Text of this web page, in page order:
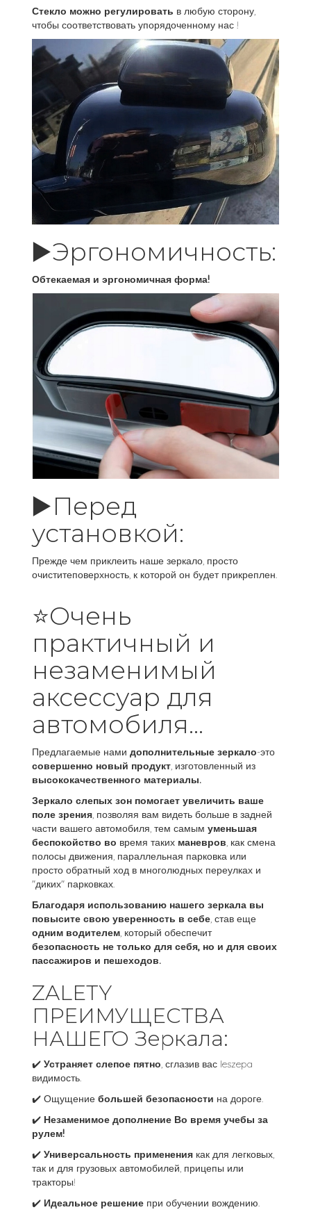
Стекло можно регулировать в любую сторону,
чтобы соответствовать упорядоченному нас !
▶️Эргономичность:
Обтекаемая и эргономичная форма!
▶️Перед
установкой:
Прежде чем приклеить наше зеркало, просто
очиститеповерхность, к которой он будет прикреплен.
⭐Очень
практичный и
незаменимый
аксессуар для
автомобиля...
Предлагаемые нами дополнительные зеркало-это
совершенно новый продукт, изготовленный из
высококачественного материалы.
Зеркало слепых зон помогает увеличить ваше
поле зрения, позволяя вам видеть больше в задней
части вашего автомобиля, тем самым уменьшая
беспокойство во время таких маневров, как смена
полосы движения, параллельная парковка или
просто обратный ход в многолюдных переулках и
"диких" парковках.
Благодаря использованию нашего зеркала вы
повысите свою уверенность в себе, став еще
одним водителем, который обеспечит
безопасность не только для себя, но и для своих
пассажиров и пешеходов.
ZALETY️
ПРЕИМУЩЕСТВА
НАШЕГО Зеркала:
✔️ Устраняет слепое пятно, сглазив вас leszepa
видимость.
✔️ Ощущение большей безопасности на дороге.
✔️ Незаменимое дополнение Во время учебы за
рулем!
✔️ Универсальность применения как для легковых,
так и для грузовых автомобилей, прицепы или
тракторы!
✔️ Идеальное решение при обучении вождению.